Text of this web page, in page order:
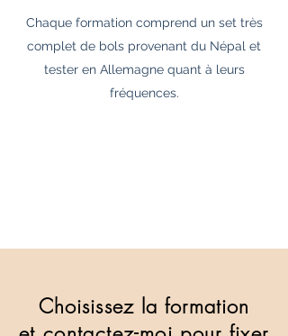
Chaque formation comprend un set très
complet de bols provenant du Népal et
tester en Allemagne quant à leurs
fréquences.
Choisissez la formation